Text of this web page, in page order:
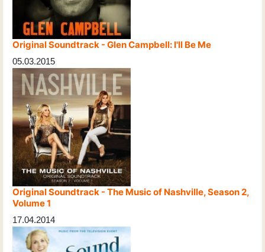
Original Soundtrack - Glen Campbell: I'll Be Me
05.03.2015
Original Soundtrack - The Music of Nashville, Season 2,
Volume 1
17.04.2014